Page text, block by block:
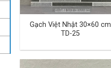
Gạch Việt Nhật 30×60 cm
TD-25